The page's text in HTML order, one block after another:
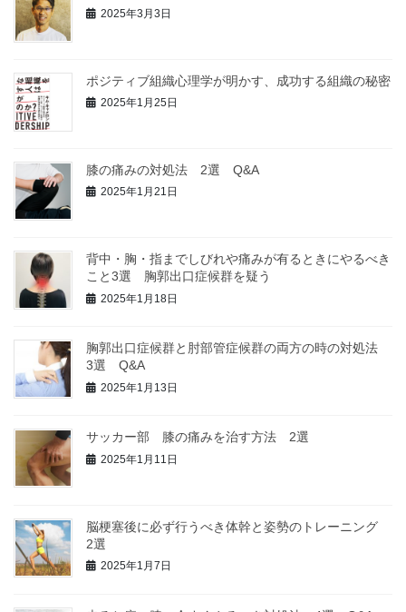
2025年3月3日
ポジティブ組織心理学が明かす、成功する組織の秘密
2025年1月25日
膝の痛みの対処法 2選 Q&A
2025年1月21日
背中・胸・指までしびれや痛みが有るときにやるべき
こと3選 胸郭出口症候群を疑う
2025年1月18日
胸郭出口症候群と肘部管症候群の両方の時の対処法
3選 Q&A
2025年1月13日
サッカー部 膝の痛みを治す方法 2選
2025年1月11日
脳梗塞後に必ず行うべき体幹と姿勢のトレーニング
2選
2025年1月7日